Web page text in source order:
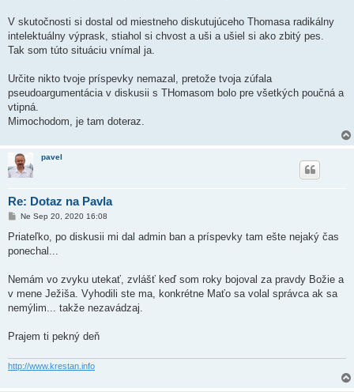
V skutočnosti si dostal od miestneho diskutujúceho Thomasa radikálny
intelektuálny výprask, stiahol si chvost a uši a ušiel si ako zbitý pes.
Tak som túto situáciu vnímal ja.
Určite nikto tvoje príspevky nemazal, pretože tvoja zúfala
pseudoargumentácia v diskusii s THomasom bolo pre všetkých poučná a
vtipná.
Mimochodom, je tam doteraz.
pavel
Re: Dotaz na Pavla
P
í
p
o
k
Ne Sep 20, 2020 16:08
Priateľko, po diskusii mi dal admin ban a príspevky tam ešte nejaký čas
ponechal...
Nemám vo zvyku utekať, zvlášť keď som roky bojoval za pravdy Božie a
v mene Ježiša. Vyhodili ste ma, konkrétne Maťo sa volal správca ak sa
nemýlim... takže nezavádzaj.
Prajem ti pekný deň
http://www.krestan.info